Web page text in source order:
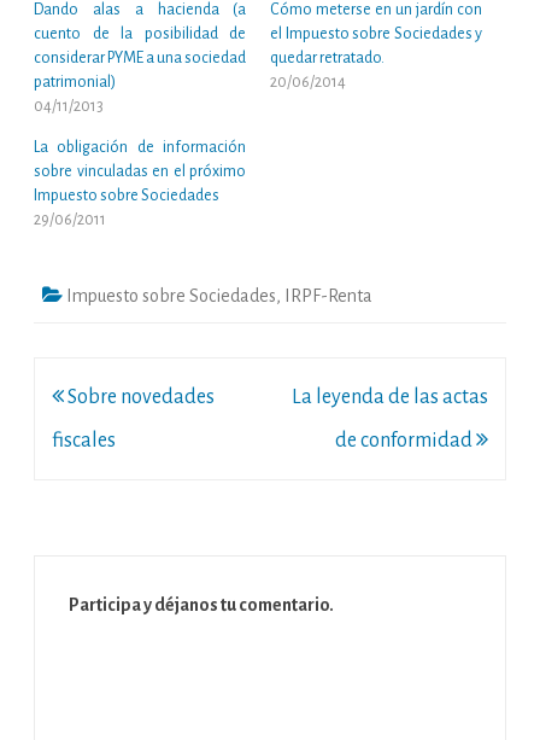
Dando alas a hacienda (a
cuento de la posibilidad de
considerar PYME a una sociedad
patrimonial)
04/11/2013
Cómo meterse en un jardín con
el Impuesto sobre Sociedades y
quedar retratado.
20/06/2014
La obligación de información
sobre vinculadas en el próximo
Impuesto sobre Sociedades
29/06/2011
Impuesto sobre Sociedades, IRPF-Renta
Navegación
de
Sobre novedades
fiscales
La leyenda de las actas
de conformidad
Participa y déjanos tu comentario.